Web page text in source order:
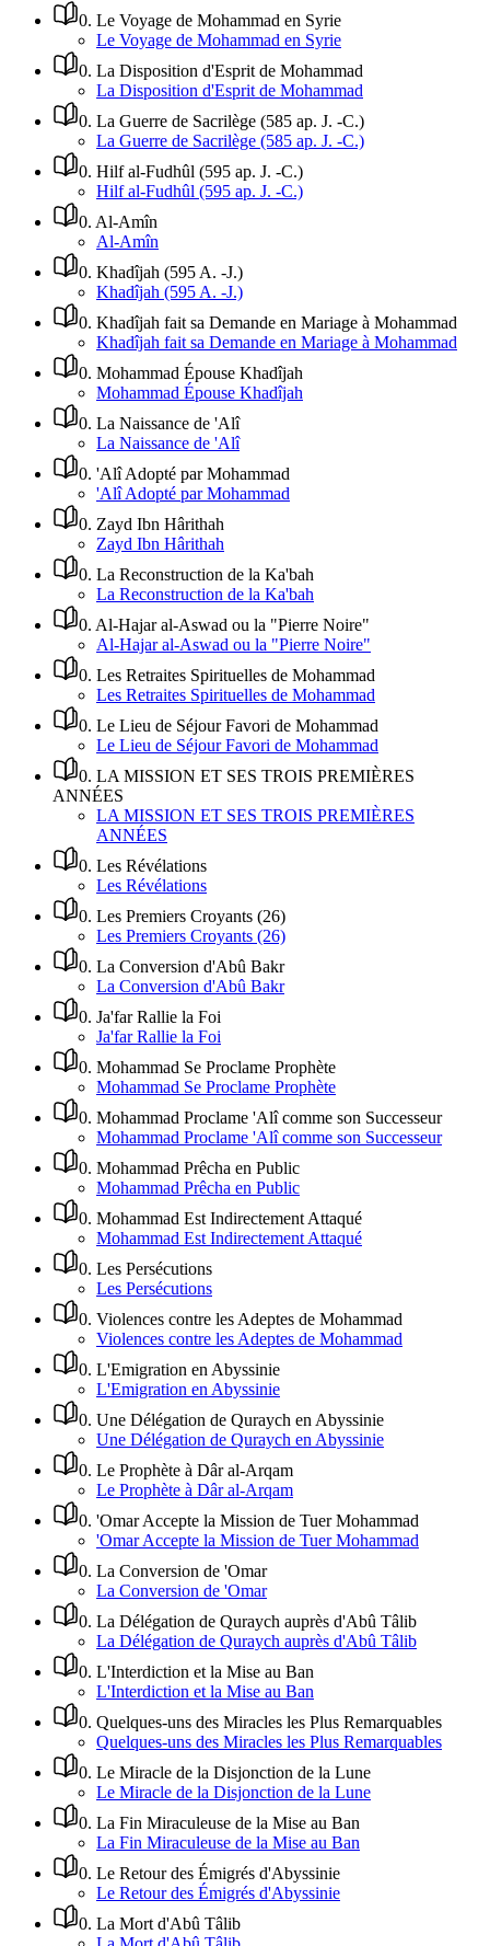
0. Le Voyage de Mohammad en Syrie
Le Voyage de Mohammad en Syrie
0. La Disposition d'Esprit de Mohammad
La Disposition d'Esprit de Mohammad
0. La Guerre de Sacrilège (585 ap. J. -C.)
La Guerre de Sacrilège (585 ap. J. -C.)
0. Hilf al-Fudhûl (595 ap. J. -C.)
Hilf al-Fudhûl (595 ap. J. -C.)
0. Al-Amîn
Al-Amîn
0. Khadîjah (595 A. -J.)
Khadîjah (595 A. -J.)
0. Khadîjah fait sa Demande en Mariage à Mohammad
Khadîjah fait sa Demande en Mariage à Mohammad
0. Mohammad Épouse Khadîjah
Mohammad Épouse Khadîjah
0. La Naissance de 'Alî
La Naissance de 'Alî
0. 'Alî Adopté par Mohammad
'Alî Adopté par Mohammad
0. Zayd Ibn Hârithah
Zayd Ibn Hârithah
0. La Reconstruction de la Ka'bah
La Reconstruction de la Ka'bah
0. Al-Hajar al-Aswad ou la "Pierre Noire"
Al-Hajar al-Aswad ou la "Pierre Noire"
0. Les Retraites Spirituelles de Mohammad
Les Retraites Spirituelles de Mohammad
0. Le Lieu de Séjour Favori de Mohammad
Le Lieu de Séjour Favori de Mohammad
0. LA MISSION ET SES TROIS PREMIÈRES
ANNÉES
LA MISSION ET SES TROIS PREMIÈRES
ANNÉES
0. Les Révélations
Les Révélations
0. Les Premiers Croyants (26)
Les Premiers Croyants (26)
0. La Conversion d'Abû Bakr
La Conversion d'Abû Bakr
0. Ja'far Rallie la Foi
Ja'far Rallie la Foi
0. Mohammad Se Proclame Prophète
Mohammad Se Proclame Prophète
0. Mohammad Proclame 'Alî comme son Successeur
Mohammad Proclame 'Alî comme son Successeur
0. Mohammad Prêcha en Public
Mohammad Prêcha en Public
0. Mohammad Est Indirectement Attaqué
Mohammad Est Indirectement Attaqué
0. Les Persécutions
Les Persécutions
0. Violences contre les Adeptes de Mohammad
Violences contre les Adeptes de Mohammad
0. L'Emigration en Abyssinie
L'Emigration en Abyssinie
0. Une Délégation de Quraych en Abyssinie
Une Délégation de Quraych en Abyssinie
0. Le Prophète à Dâr al-Arqam
Le Prophète à Dâr al-Arqam
0. 'Omar Accepte la Mission de Tuer Mohammad
'Omar Accepte la Mission de Tuer Mohammad
0. La Conversion de 'Omar
La Conversion de 'Omar
0. La Délégation de Quraych auprès d'Abû Tâlib
La Délégation de Quraych auprès d'Abû Tâlib
0. L'Interdiction et la Mise au Ban
L'Interdiction et la Mise au Ban
0. Quelques-uns des Miracles les Plus Remarquables
Quelques-uns des Miracles les Plus Remarquables
0. Le Miracle de la Disjonction de la Lune
Le Miracle de la Disjonction de la Lune
0. La Fin Miraculeuse de la Mise au Ban
La Fin Miraculeuse de la Mise au Ban
0. Le Retour des Émigrés d'Abyssinie
Le Retour des Émigrés d'Abyssinie
0. La Mort d'Abû Tâlib